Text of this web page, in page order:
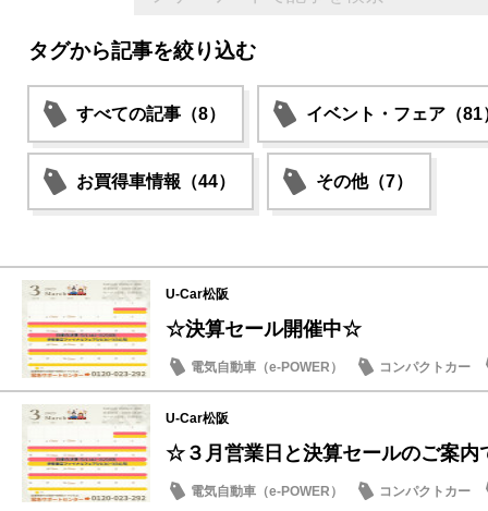
タグから記事を絞り込む
すべての記事（8） イベント・フェア（81
お買得車情報（44） その他（7）
U-Car松阪
☆決算セール開催中☆
電気自動車（e-POWER）
コンパクトカー
営業日・店休日
U-Car松阪
☆３月営業日と決算セールのご案
電気自動車（e-POWER）
コンパクトカー